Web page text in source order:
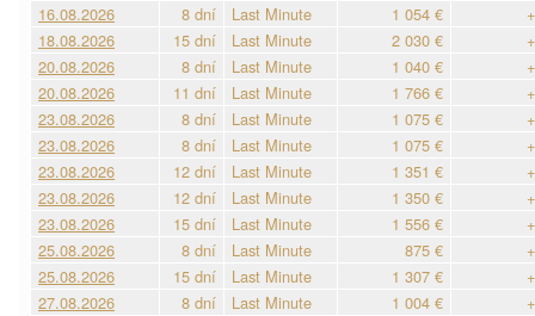
16.08.2026
8 dní Last Minute 1 054 €
18.08.2026
15 dní Last Minute 2 030 €
20.08.2026
8 dní Last Minute 1 040 €
20.08.2026
11 dní Last Minute 1 766 €
23.08.2026
8 dní Last Minute 1 075 €
23.08.2026
8 dní Last Minute 1 075 €
23.08.2026
12 dní Last Minute 1 351 €
23.08.2026
12 dní Last Minute 1 350 €
23.08.2026
15 dní Last Minute 1 556 €
25.08.2026
8 dní Last Minute 875 €
25.08.2026
15 dní Last Minute 1 307 €
27.08.2026
8 dní Last Minute 1 004 €